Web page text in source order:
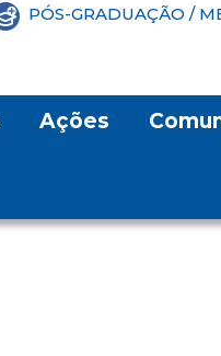
PÓS-GRADUAÇÃO /
Ações